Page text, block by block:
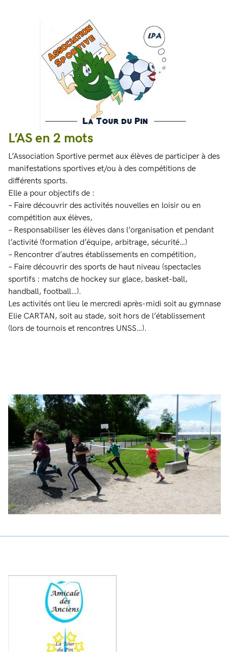
L’AS en 2 mots
L’Association Sportive permet aux élèves de participer à des
manifestations sportives et/ou à des compétitions de
différents sports.
Elle a pour objectifs de :
– Faire découvrir des activités nouvelles en loisir ou en
compétition aux élèves,
– Responsabiliser les élèves dans l’organisation et pendant
l’activité (formation d’équipe, arbitrage, sécurité…)
– Rencontrer d’autres établissements en compétition,
– Faire découvrir des sports de haut niveau (spectacles
sportifs : matchs de hockey sur glace, basket-ball,
handball, football…).
Les activités ont lieu le mercredi après-midi soit au gymnase
Elie CARTAN, soit au stade, soit hors de l’établissement
(lors de tournois et rencontres UNSS…).